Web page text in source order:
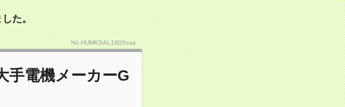
した。
No.HUMKSAL1905osa
手電機メーカーG